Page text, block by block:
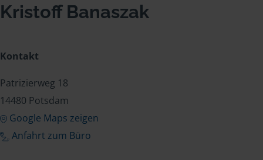
Kristoff Banaszak
Kontakt
Patrizierweg 18
14480 Potsdam
Google Maps zeigen
Anfahrt zum Büro